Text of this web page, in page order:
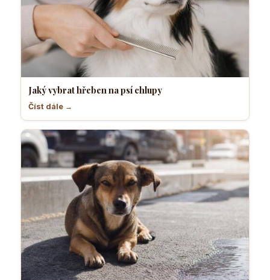
Jaký vybrat hřeben na psí chlupy
Číst dále →